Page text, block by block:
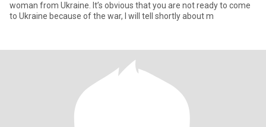
woman from Ukraine. It’s obvious that you are not ready to come
to Ukraine because of the war, I will tell shortly about m